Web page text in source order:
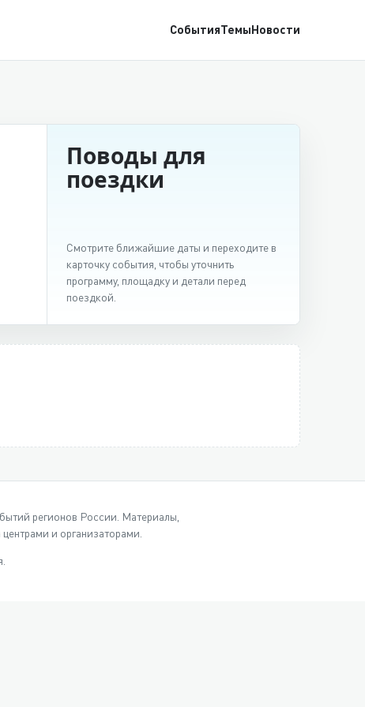
СобытияТемыНовости
Поводы для
поездки
Смотрите ближайшие даты и переходите в
карточку события, чтобы уточнить
программу, площадку и детали перед
поездкой.
регионов России. Материалы,
и организаторами.